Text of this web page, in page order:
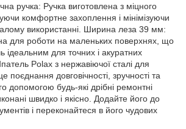
ручка: Ручка виготовлена з міцного
комфортне захоплення і мінімізуючи
використанні. Ширина леза 39 мм:
для роботи на маленьких поверхнях, що
ідеальним для точних і акуратних
Polax з нержавіючої сталі для
поєднання довговічності, зручності та
допомогою будь-які дрібні ремонтні
швидко і якісно. Додайте його до
і переконайтеся в його чудових